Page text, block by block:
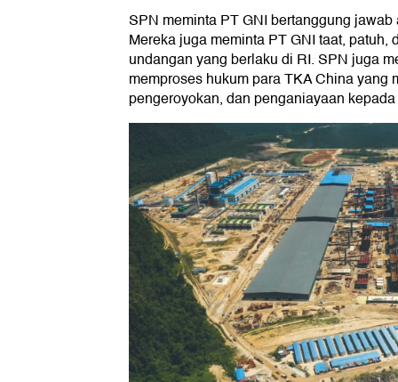
SPN meminta PT GNI bertanggung
Mereka juga meminta PT GNI taat, patuh,
undangan yang berlaku di RI. SPN juga
memproses hukum para TKA China yang
pengeroyokan, dan penganiayaan